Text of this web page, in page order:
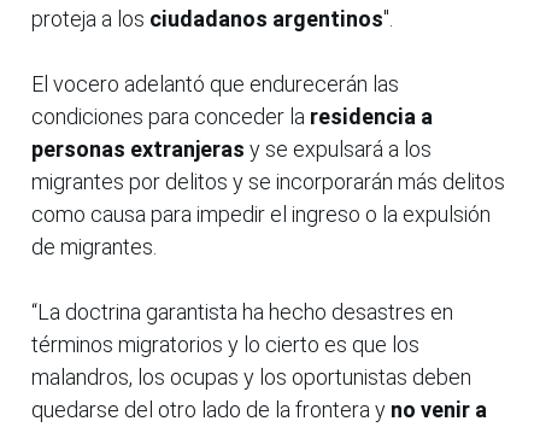
proteja a los ciudadanos argentinos".
El vocero adelantó que endurecerán las
condiciones para conceder la residencia a
personas extranjeras y se expulsará a los
migrantes por delitos y se incorporarán más delitos
como causa para impedir el ingreso o la expulsión
de migrantes.
“La doctrina garantista ha hecho desastres en
términos migratorios y lo cierto es que los
malandros, los ocupas y los oportunistas deben
quedarse del otro lado de la frontera y no venir a